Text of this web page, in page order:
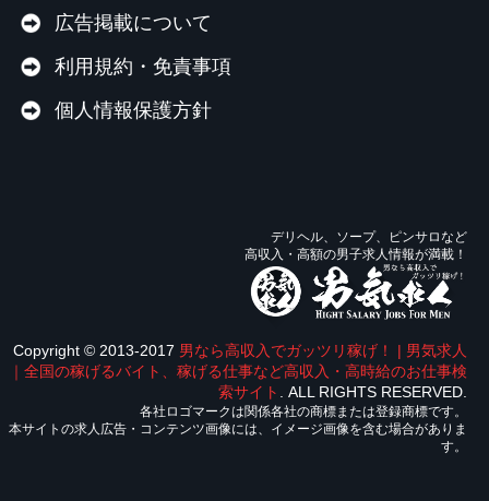
広告掲載について
利用規約・免責事項
個人情報保護方針
デリヘル、ソープ、ピンサロなど
高収入・高額の男子求人情報が満載！
Copyright © 2013-2017 男なら高収入でガッツリ稼げ！ | 男気求人
｜全国の稼げるバイト、稼げる仕事など高収入・高時給のお仕事検
索サイト
. ALL RIGHTS RESERVED.
各社ロゴマークは関係各社の商標または登録商標です。
本サイトの求人広告・コンテンツ画像には、イメージ画像を含む場合がありま
す。